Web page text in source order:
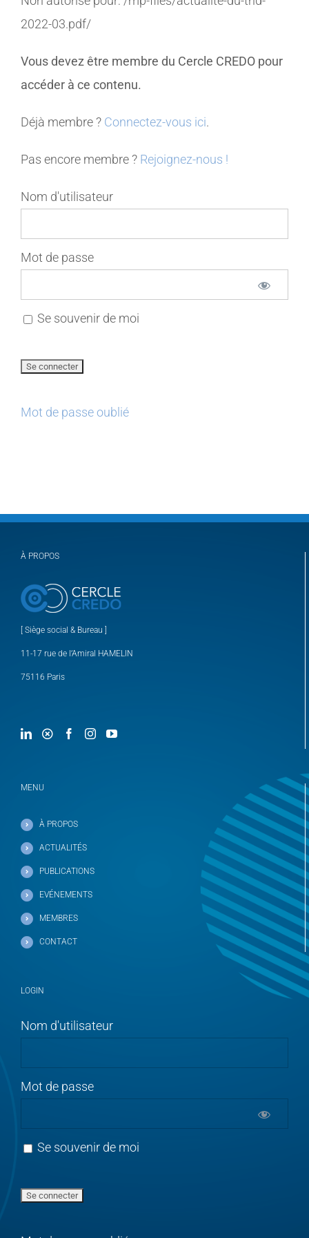
MEMBRES
CONTACT
2022-03.pdf/
Vous devez être membre du Cercle CREDO pour
accéder à ce contenu.
Déjà membre ? Connectez-vous ici.
Pas encore membre ? Rejoignez-nous !
Nom d'utilisateur
Mot de passe
Se souvenir de moi
Mot de passe oublié
À PROPOS
[ Siège social & Bureau ]
11-17 rue de l’Amiral HAMELIN
75116 Paris
MENU
À PROPOS
ACTUALITÉS
PUBLICATIONS
EVÉNEMENTS
MEMBRES
CONTACT
LOGIN
Nom d'utilisateur
Mot de passe
Se souvenir de moi